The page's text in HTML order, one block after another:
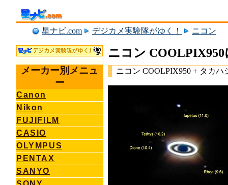
星ナビ.com デジカメ実験隊がゆく！ ニコン
メーカー別メニュ
ー
Canon
Nikon
FUJIFILM
CASIO
OLYMPUS
PENTAX
SANYO
ニコン
ニコン COOLPIX950 + タカハ